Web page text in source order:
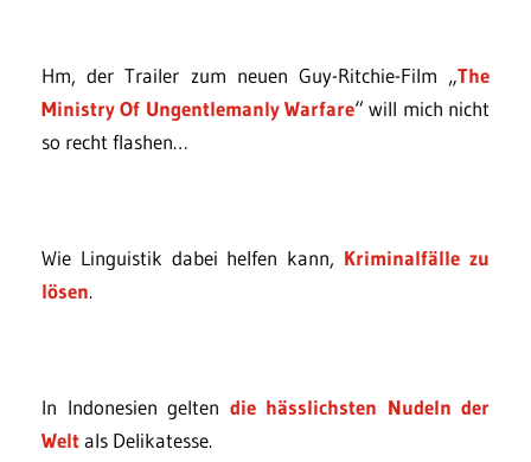
Hm, der Trailer zum neuen Guy-Ritchie-Film „The
Ministry Of Ungentlemanly Warfare“ will mich nicht
so recht flashen…
Wie Linguistik dabei helfen kann, Kriminalfälle zu
lösen.
In Indonesien gelten die hässlichsten Nudeln der
Weltals Delikatesse.